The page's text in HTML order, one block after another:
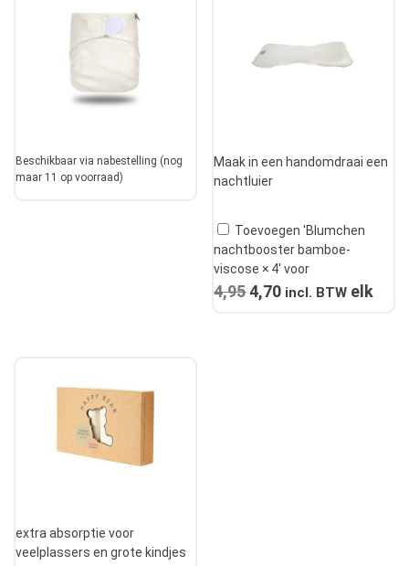
Beschikbaar via nabestelling (nog
maar 11 op voorraad)
Maak in een handomdraai een
nachtluier
Toevoegen 'Blumchen
nachtbooster bamboe-
viscose × 4' voor
4,95Oorspronkelijke
4,70 Huidige
incl. BTW elk
extra absorptie voor
veelplassers en grote kindjes